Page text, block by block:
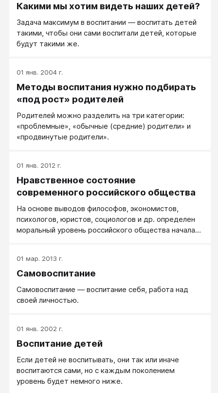
Какими мы хотим видеть наших детей?
Задача максимум в воспитании — воспитать детей
такими, чтобы они сами воспитали детей, которые
будут такими же.
01 янв. 2004 г.
Методы воспитания нужно подбирать
«под рост» родителей
Родителей можно разделить на три категории:
«проблемные», «обычные (средние) родители» и
«продвинутые родители».
01 янв. 2012 г.
Нравственное состояние
современного российского общества
На основе выводов философов, экономистов,
психологов, юристов, социологов и др. определен
моральный уровень российского общества начала
индекс нравственного состояния общества (ИНСО),
на основе которого прослеживается динамика
отмечаются причины и последствия падения нравов;
намечаются пути духовного возрождения как
экономики и в целом духовного возрождения нации.
01 мар. 2013 г.
Самовоспитание
Самовоспитание — воспитание себя, работа над
своей личностью.
01 янв. 2002 г.
Воспитание детей
Если детей не воспитывать, они так или иначе
воспитаются сами, но с каждым поколением
уровень будет немного ниже.